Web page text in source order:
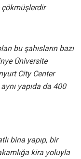
çökmüşlerdir
bu şahısların bazı
Üniversite
City Center
yapıda da 400
bina yapıp, bir
kira yoluyla